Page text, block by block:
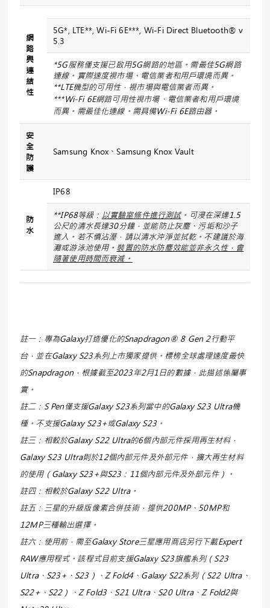
網
路
與
連
結
性
5G*, LTE**, Wi-Fi 6E***, Wi-Fi Direct Bluetooth® v
5.3
*5G服務僅支援已啟用5G網路的地區。需最佳5G網路
連線。實際速度視市場、電信業者和用戶環境而異。
**LTE機型的可用性，視市場與電信業者而異。
***Wi-Fi 6E網路可用性視市場、電信業者和用戶環境
而異。需最佳化連線。需具備Wi-Fi 6E路由器。
安
全
防
護
Samsung Knox、Samsung Knox Vault
防
水
IP68
**IP68等級： 以實驗室條件進行測試。可浸在深達1.5
公尺的清水長達30分鐘，並能防止灰塵、污垢和沙子
進入。若不慎沾溼，請以清水沖淨並拭乾。不建議於海
灘或游泳池使用。 裝置的防水防塵效能並非永久性，會
隨著使用時間而衰減。
註一：專為Galaxy打造優化的Snapdragon® 8 Gen 2行動平
台，並在Galaxy S23系列上市獨家提供。標榜全球處理速度最快
的Snapdragon，根據截至2023年2月1日的數據，此描述係屬事
實。
註二：S Pen僅支援Galaxy S23系列當中的Galaxy S23 Ultra機
種。不支援Galaxy S23+或Galaxy S23。
註三：相較於Galaxy S22 Ultra的6個內部元件採用再生材料，
Galaxy S23 Ultra則於12個內部元件及外部元件，擴大再生材料
的使用（Galaxy S23+與S23：11個內部元件及外部元件）。
註四：相較於Galaxy S22 Ultra。
註五：三星的升級版像素合併技術，提供200MP、50MP和
12MP三種輸出選擇。
註六：使用前，需至Galaxy Store三星應用商店另行下載Expert
RAW應用程式。該程式目前支援Galaxy S23旗艦系列（S23
Ultra、S23+、S23）、Z Fold4、Galaxy S22系列（S22 Ultra、
S22+、S22）、Z Fold3、S21 Ultra、S20 Ultra、Z Fold2與